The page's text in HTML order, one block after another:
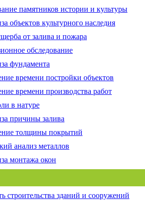
памятников истории и культуры
объектов культурного наследия
от залива и пожара
обследование
фундамента
времени постройки объектов
времени производства работ
в натуре
причины залива
толщины покрытий
анализ металлов
монтажа окон
строительства зданий и сооружений